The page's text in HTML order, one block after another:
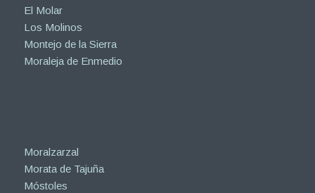
El Molar
Los Molinos
Montejo de la Sierra
Moraleja de Enmedio
Moralzarzal
Morata de Tajuña
Móstoles